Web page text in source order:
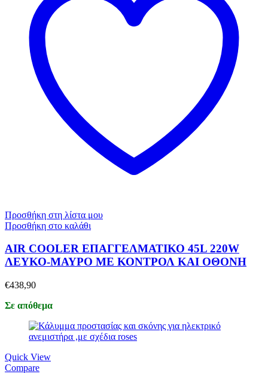
Προσθήκη στη λίστα μου
Προσθήκη στο καλάθι
AIR COOLER ΕΠΑΓΓΕΛΜΑΤΙΚΟ 45L 220W
ΛΕΥΚΟ-ΜΑΥΡΟ ΜΕ ΚΟΝΤΡΟΛ ΚΑΙ ΟΘΟΝΗ
€438,90
Σε απόθεμα
Quick View
Compare